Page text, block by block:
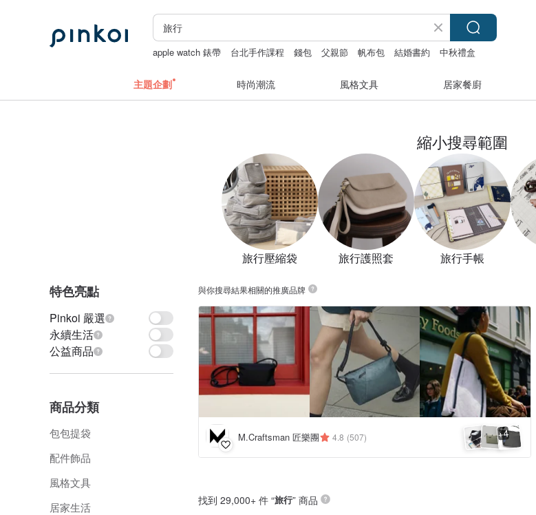
apple watch 錶帶 台北手作課程 錢包 父親節 帆布包 結婚書約
中秋禮盒
主題企劃 時尚潮流 風格文具 居家餐廚
縮小搜尋範圍
旅行壓縮袋 旅行護照套 旅行手帳
特色亮點
Pinkoi 嚴選
永續生活
公益商品
商品分類
包包提袋
配件飾品
風格文具
居家生活
與你搜尋結果相關的推廣品牌
M.Craftsman 匠樂團 4.8 (507) +4
找到 29,000+ 件 “旅行” 商品